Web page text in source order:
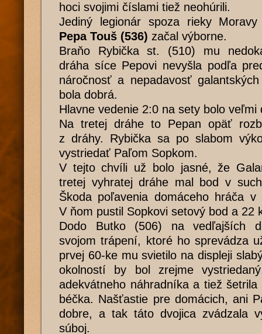
hoci svojimi číslami tiež neohúrili.
Jediný legionár spoza rieky
Pepa Touš (536) začal výborne.
Braňo Rybička st. (510) mu
dráha síce Pepovi nevyšla podľa
náročnosť a nepadavosť
bola dobrá.
Hlavne vedenie 2:0 na sety bolo veľmi
Na tretej dráhe to Pepan opäť
z dráhy. Rybička sa po slabom
vystriedať Paľom Sopkom.
V tejto chvíli už bolo jasné, že
tretej vyhratej dráhe mal bod v
Škoda poľavenia domáceho hráča v
V ňom pustil Sopkovi setový bod a 22
Dodo Butko (506) na vedľajších
svojom trápení, ktoré ho sprevádza
prvej 60-ke mu svietilo na displeji
okolností by bol zrejme
adekvátneho náhradníka a tiež
béčka. Našťastie pre domácich, ani
dobre, a tak táto dvojica zvádzala
súboj.